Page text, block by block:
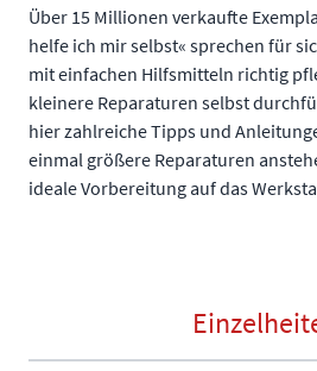
Über 15 Millionen verkaufte
helfe ich mir selbst« sprechen für
mit einfachen Hilfsmitteln richtig
kleinere Reparaturen selbst
hier zahlreiche Tipps und
einmal größere Reparaturen
ideale Vorbereitung auf das